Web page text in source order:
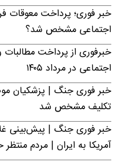
خبر فوری؛ پرداخت معوقات
اجتماعی مشخص شد؟
خبرفوری از پرداخت
اجتماعی در مرداد ۱۴۰۵
خبر فوری جنگ | پزشکیان
تکلیف مشخص شد
خبر فوری جنگ | پیش‌بینی
آمریکا به ایران | مردم